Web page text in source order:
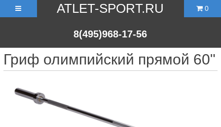
ATLET-SPORT.RU
8(495)968-17-56
0
Гриф олимпийский прямой 60"